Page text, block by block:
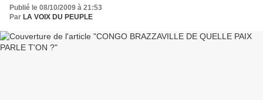
Publié le 08/10/2009 à 21:53
Par LA VOIX DU PEUPLE